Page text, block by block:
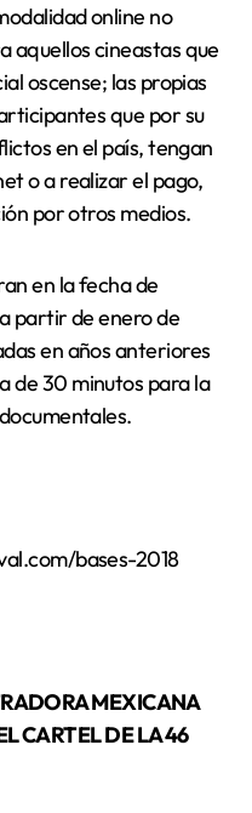
online no
aquellos cineastas que
oscense; las propias
que por su
en el país, tengan
o a realizar el pago,
por otros medios.
en la fecha de
partir de enero de
en años anteriores
de 30 minutos para la
bases-2018
MEXICANA
CARTEL DE LA 46